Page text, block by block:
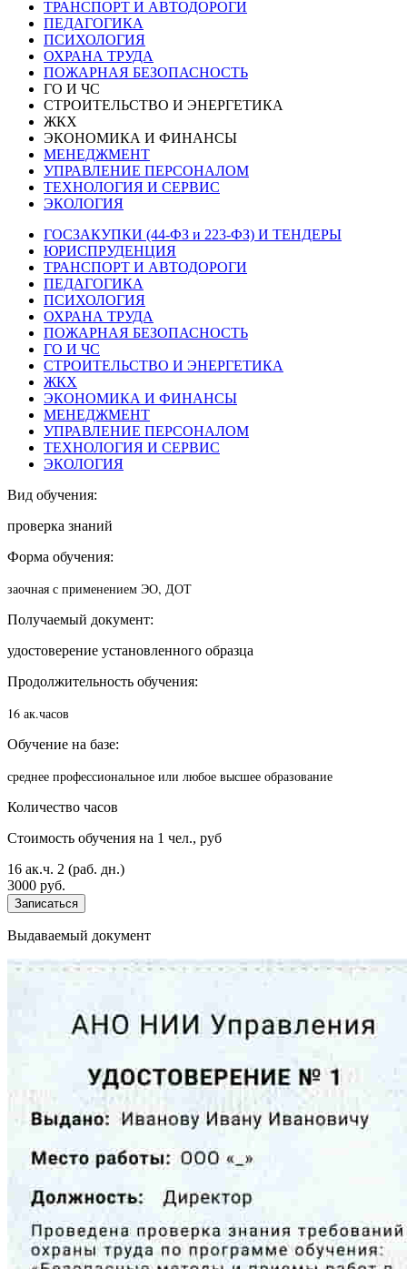
ТРАНСПОРТ И АВТОДОРОГИ
ПЕДАГОГИКА
ПСИХОЛОГИЯ
ОХРАНА ТРУДА
ПОЖАРНАЯ БЕЗОПАСНОСТЬ
ГО И ЧС
СТРОИТЕЛЬСТВО И ЭНЕРГЕТИКА
ЖКХ
ЭКОНОМИКА И ФИНАНСЫ
МЕНЕДЖМЕНТ
УПРАВЛЕНИЕ ПЕРСОНАЛОМ
ТЕХНОЛОГИЯ И СЕРВИС
ЭКОЛОГИЯ
ГОСЗАКУПКИ (44-ФЗ и 223-ФЗ) И ТЕНДЕРЫ
ЮРИСПРУДЕНЦИЯ
ТРАНСПОРТ И АВТОДОРОГИ
ПЕДАГОГИКА
ПСИХОЛОГИЯ
ОХРАНА ТРУДА
ПОЖАРНАЯ БЕЗОПАСНОСТЬ
ГО И ЧС
СТРОИТЕЛЬСТВО И ЭНЕРГЕТИКА
ЖКХ
ЭКОНОМИКА И ФИНАНСЫ
МЕНЕДЖМЕНТ
УПРАВЛЕНИЕ ПЕРСОНАЛОМ
ТЕХНОЛОГИЯ И СЕРВИС
ЭКОЛОГИЯ
Вид обучения:
проверка знаний
Форма обучения:
заочная с применением ЭО, ДОТ
Получаемый документ:
удостоверение установленного образца
Продолжительность обучения:
16 ак.часов
Обучение на базе:
среднее профессиональное или любое высшее образование
Количество часов
Стоимость обучения на 1 чел., руб
16 ак.ч. 2 (раб. дн.)
3000 руб.
Записаться
Выдаваемый документ